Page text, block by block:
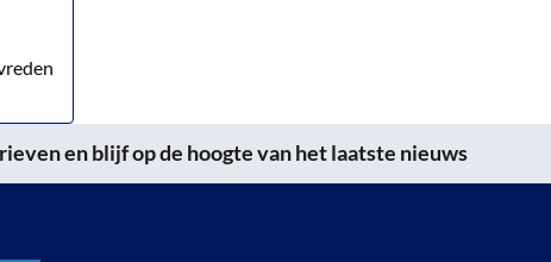
en blijf op de hoogte van het laatste nieuws